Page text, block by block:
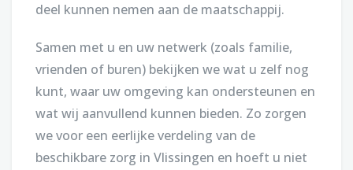
deel kunnen nemen aan de maatschappij.
Samen met u en uw netwerk (zoals familie,
vrienden of buren) bekijken we wat u zelf nog
kunt, waar uw omgeving kan ondersteunen en
wat wij aanvullend kunnen bieden. Zo zorgen
we voor een eerlijke verdeling van de
beschikbare zorg in Vlissingen en hoeft u niet